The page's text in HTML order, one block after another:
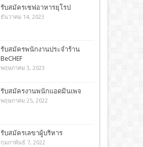
รับสมัครเชฟอาหารยุโรป
ธันวาคม 14, 2023
รับสมัครพนักงานประจำร้าน
BeCHEF
พฤษภาคม 3, 2023
รับสมัครงานพนักแอดมินเพจ
พฤษภาคม 25, 2022
รับสมัครเลขาผู้บริหาร
กุมภาพันธ์ 7, 2022